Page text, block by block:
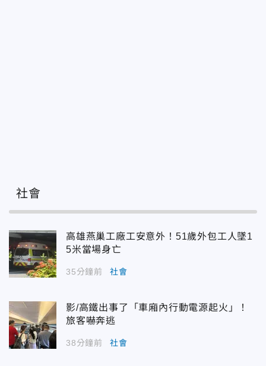
社會
高雄燕巢工廠工安意外！51歲外包工人墜1
5米當場身亡
35分鐘前 社會
影/高鐵出事了「車廂內行動電源起火」！
旅客嚇奔逃
38分鐘前 社會